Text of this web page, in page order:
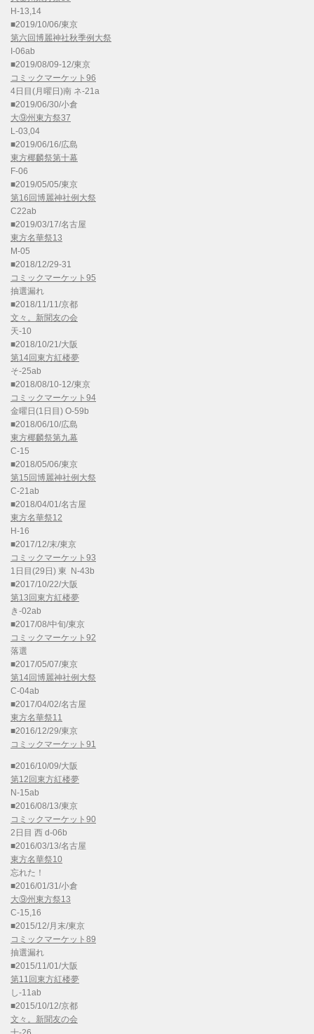
H-13,14
■2019/10/06/東京
第六回博麗神社秋季例大祭
I-06ab
■2019/08/09-12/東京
コミックマーケット96
4日目(月曜日)南 ネ-21a
■2019/06/30/小倉
大⑨州東方祭37
L-03,04
■2019/06/16/広島
東方椰麟祭第十幕
F-06
■2019/05/05/東京
第16回博麗神社例大祭
C22ab
■2019/03/17/名古屋
東方名華祭13
M-05
■2018/12/29-31
コミックマーケット95
抽選漏れ
■2018/11/11/京都
文々。新聞友の会
天-10
■2018/10/21/大阪
第14回東方紅楼夢
そ-25ab
■2018/08/10-12/東京
コミックマーケット94
金曜日(1日目) O-59b
■2018/06/10/広島
東方椰麟祭第九幕
C-15
■2018/05/06/東京
第15回博麗神社例大祭
C-21ab
■2018/04/01/名古屋
東方名華祭12
H-16
■2017/12/末/東京
コミックマーケット93
1日目(29日) 東 N-43b
■2017/10/22/大阪
第13回東方紅楼夢
き-02ab
■2017/08/中旬/東京
コミックマーケット92
落選
■2017/05/07/東京
第14回博麗神社例大祭
C-04ab
■2017/04/02/名古屋
東方名華祭11
■2016/12/29/東京
コミックマーケット91
■2016/10/09/大阪
第12回東方紅楼夢
N-15ab
■2016/08/13/東京
コミックマーケット90
2日目 西 d-06b
■2016/03/13/名古屋
東方名華祭10
忘れた！
■2016/01/31/小倉
大⑨州東方祭13
C-15,16
■2015/12/月末/東京
コミックマーケット89
抽選漏れ
■2015/11/01/大阪
第11回東方紅楼夢
し-11ab
■2015/10/12/京都
文々。新聞友の会